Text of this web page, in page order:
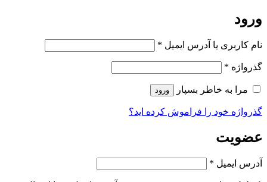
ورود
نام کاربری یا آدرس ایمیل *
گذرواژه *
مرا به خاطر بسپار ورود
گذرواژه خود را فراموش کرده اید؟
عضویت
آدرس ایمیل *